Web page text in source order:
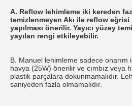
A. Reflow lehimleme iki kereden
temizlenmeyen Akı ile reflow eğrisi
yapılması önerilir. Yayıcı yüzey
yayılan rengi etkileyebilir.
B. Manuel lehimleme sadece onarım
havya (25W) önerilir ve cımbız veya
plastik parçalara dokunmamalıdır.
saniyeden fazla olmamalıdır.